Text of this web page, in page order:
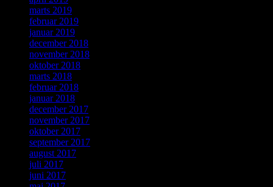
marts 2019
februar 2019
januar 2019
december 2018
november 2018
oktober 2018
marts 2018
februar 2018
januar 2018
december 2017
november 2017
oktober 2017
september 2017
august 2017
juli 2017
juni 2017